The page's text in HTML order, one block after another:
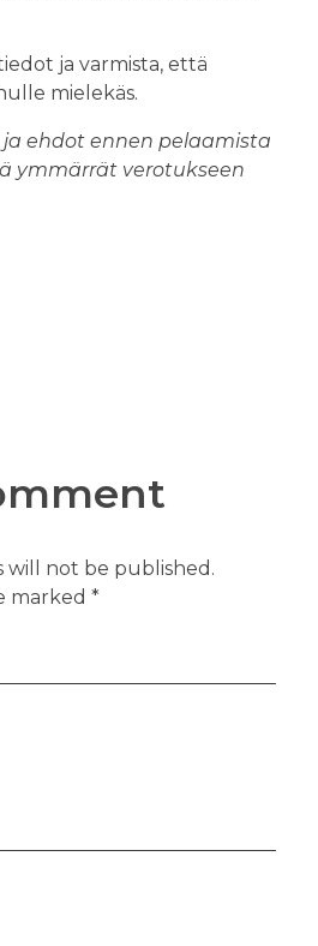
ja varmista, että
mielekäs.
ehdot ennen pelaamista
ymmärrät verotukseen
will not be published.
marked *